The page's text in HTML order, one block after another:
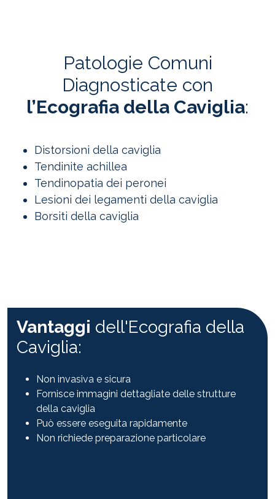
Patologie Comuni
Diagnosticate con
l’Ecografia della Caviglia:
Distorsioni della caviglia
Tendinite achillea
Tendinopatia dei peronei
Lesioni dei legamenti della caviglia
Borsiti della caviglia
Vantaggi dell'Ecografia della
Caviglia:
Non invasiva e sicura
Fornisce immagini dettagliate delle strutture
della caviglia
Può essere eseguita rapidamente
Non richiede preparazione particolare